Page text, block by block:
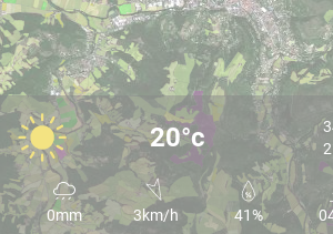
20°c
0mm 3km/h 41%